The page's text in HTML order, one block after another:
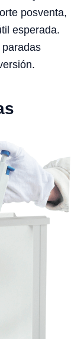
posventa,
esperada.